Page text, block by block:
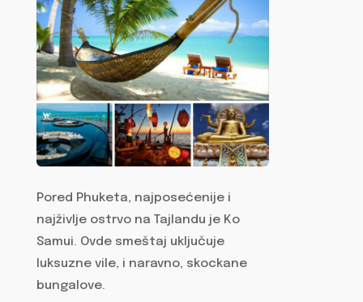
Pored Phuketa, najposećenije i
najživlje ostrvo na Tajlandu je Ko
Samui. Ovde smeštaj uključuje
luksuzne vile, i naravno, skockane
bungalove.